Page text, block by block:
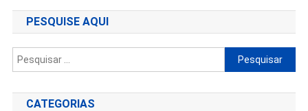
Post
PESQUISE AQUI
Pesquisar
por:
CATEGORIAS